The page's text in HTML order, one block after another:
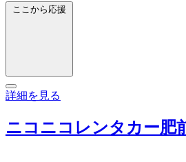
ここから応援
詳細を見る
ニコニコレンタカー肥